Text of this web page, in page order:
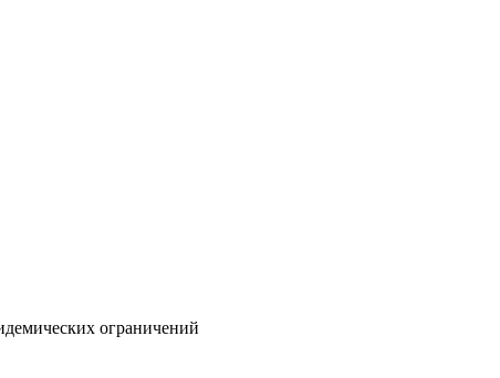
ограничений